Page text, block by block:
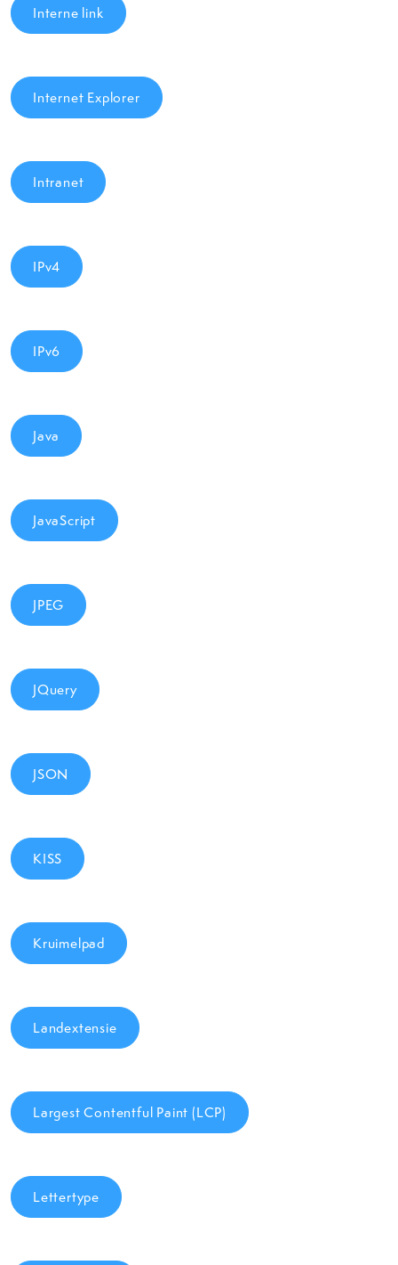
Interne link
Internet Explorer
Intranet
IPv4
IPv6
Java
JavaScript
JPEG
JQuery
JSON
KISS
Kruimelpad
Landextensie
Largest Contentful Paint (LCP)
Lettertype